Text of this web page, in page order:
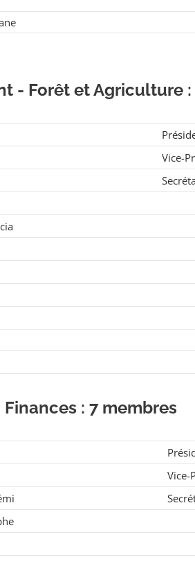
- Forêt et Agriculture :
Vice-
: 7 membres
Vice-